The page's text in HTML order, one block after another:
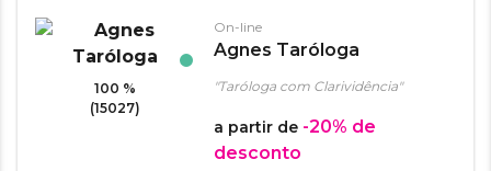
100 %
(15027)
On-line
Agnes Taróloga
"Taróloga com Clarividência"
a partir de -20% de
desconto